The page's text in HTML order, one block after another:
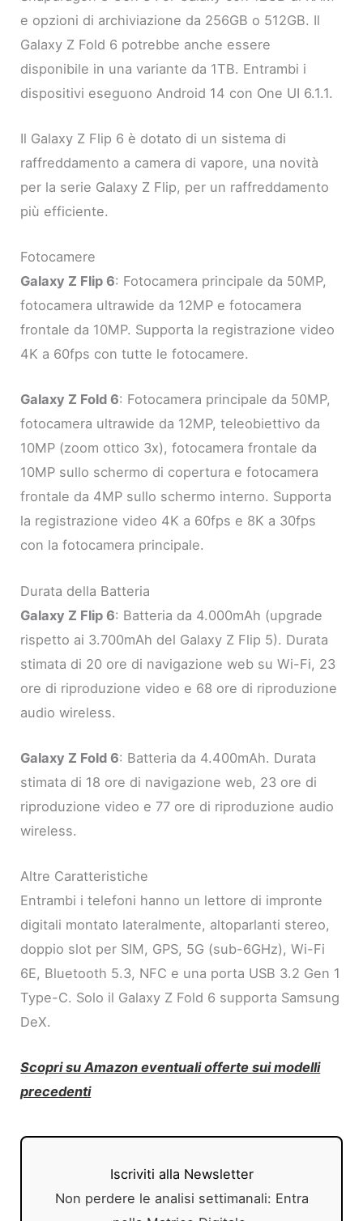
e opzioni di archiviazione da 256GB o 512GB. Il
Galaxy Z Fold 6 potrebbe anche essere
disponibile in una variante da 1TB. Entrambi i
dispositivi eseguono Android 14 con One UI 6.1.1.
Il Galaxy Z Flip 6 è dotato di un sistema di
raffreddamento a camera di vapore, una novità
per la serie Galaxy Z Flip, per un raffreddamento
più efficiente.
Fotocamere
Galaxy Z Flip 6: Fotocamera principale da 50MP,
fotocamera ultrawide da 12MP e fotocamera
frontale da 10MP. Supporta la registrazione video
4K a 60fps con tutte le fotocamere.
Galaxy Z Fold 6: Fotocamera principale da 50MP,
fotocamera ultrawide da 12MP, teleobiettivo da
10MP (zoom ottico 3x), fotocamera frontale da
10MP sullo schermo di copertura e fotocamera
frontale da 4MP sullo schermo interno. Supporta
la registrazione video 4K a 60fps e 8K a 30fps
con la fotocamera principale.
Durata della Batteria
Galaxy Z Flip 6: Batteria da 4.000mAh (upgrade
rispetto ai 3.700mAh del Galaxy Z Flip 5). Durata
stimata di 20 ore di navigazione web su Wi-Fi, 23
ore di riproduzione video e 68 ore di riproduzione
audio wireless.
Galaxy Z Fold 6: Batteria da 4.400mAh. Durata
stimata di 18 ore di navigazione web, 23 ore di
riproduzione video e 77 ore di riproduzione audio
wireless.
Altre Caratteristiche
Entrambi i telefoni hanno un lettore di impronte
digitali montato lateralmente, altoparlanti stereo,
doppio slot per SIM, GPS, 5G (sub-6GHz), Wi-Fi
6E, Bluetooth 5.3, NFC e una porta USB 3.2 Gen 1
Type-C. Solo il Galaxy Z Fold 6 supporta Samsung
DeX.
Scopri su Amazon eventuali offerte sui modelli
precedenti
Iscriviti alla Newsletter
Non perdere le analisi settimanali: Entra